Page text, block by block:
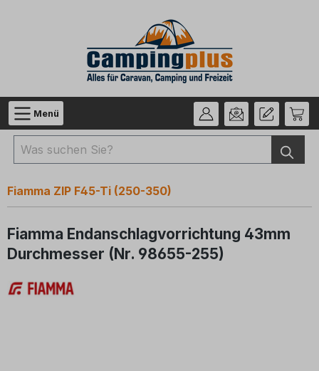
Zum Hauptinhalt springen
Menü
Fiamma ZIP F45-Ti (250-350)
Fiamma Endanschlagvorrichtung 43mm
Durchmesser (Nr. 98655-255)